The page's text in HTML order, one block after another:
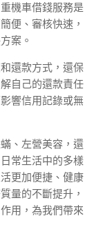
機車借錢服務是
便、審核快速，
案。
還款方式，還保
自己的還款責任
響信用記錄或無
、左營美容，還
常生活中的多樣
更加便捷、健康
量的不斷提升，
用，為我們帶來